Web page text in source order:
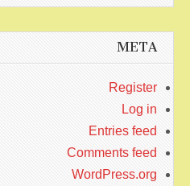
META
Register
Log in
Entries feed
Comments feed
WordPress.org